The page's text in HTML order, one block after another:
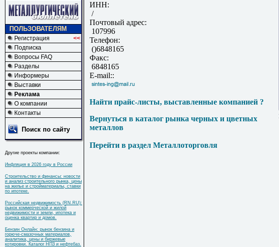
ПОЛЬЗОВАТЕЛЯМ
Регистрация
<<
Подписка
Вопросы FAQ
Разделы
Информеры
Выставки
Реклама
О компании
Контакты
Поиск по сайту
Другие проекты компании:
Инфляция в 2026 году в России
Строительство и финансы: новости
и анализ строительного рынка, цены
на жилье и стройматериалы, ставки
по ипотеке.
Российская недвижимость (RN.RU):
рынок коммерческой и жилой
недвижимости и земли, ипотека и
оценка квартир и домов.
Бензин Онлайн: рынок бензина и
горюче-смазочных материалов,
аналитика, цены и биржевые
котировки. Каталог НПЗ и нефтебаз.
ИНН:
/
Почтовый адрес:
107996
Телефон:
()6848165
Факс:
6848165
E-mail::
Найти прайс-листы, выставленные компанией ?
Вернуться в каталог рынка черных и цветных
металлов
Перейти в раздел Металлоторговля